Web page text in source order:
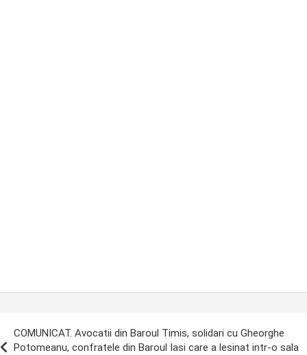
COMUNICAT. Avocatii din Baroul Timis, solidari cu Gheorghe
Potomeanu, confratele din Baroul Iasi care a lesinat intr-o sala